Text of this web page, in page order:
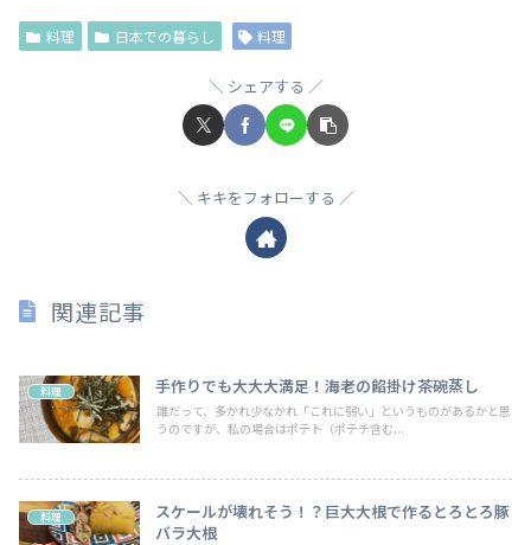
料理 日本での暮らし 料理
シェアする
キキをフォローする
関連記事
料理 手作りでも大大大満足！海老の餡掛け茶碗蒸し
誰だって、多かれ少なかれ「これに弱い」というものがあるかと思
うのですが、私の場合はポテト（ポテチ含む...
料理
スケールが壊れそう！？巨大大根で作るとろとろ豚
バラ大根